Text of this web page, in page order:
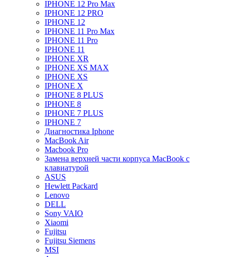
IPHONE 12 Pro Max
IPHONE 12 PRO
IPHONE 12
IPHONE 11 Pro Max
IPHONE 11 Pro
IPHONE 11
IPHONE XR
IPHONE XS MAX
IPHONE XS
IPHONE X
IPHONE 8 PLUS
IPHONE 8
IPHONE 7 PLUS
IPHONE 7
Диагностика Iphone
MacBook Air
Macbook Pro
Замена верхней части корпуса MacBook с
клавиатурой
ASUS
Hewlett Packard
Lenovo
DELL
Sony VAIO
Xiaomi
Fujitsu
Fujitsu Siemens
MSI